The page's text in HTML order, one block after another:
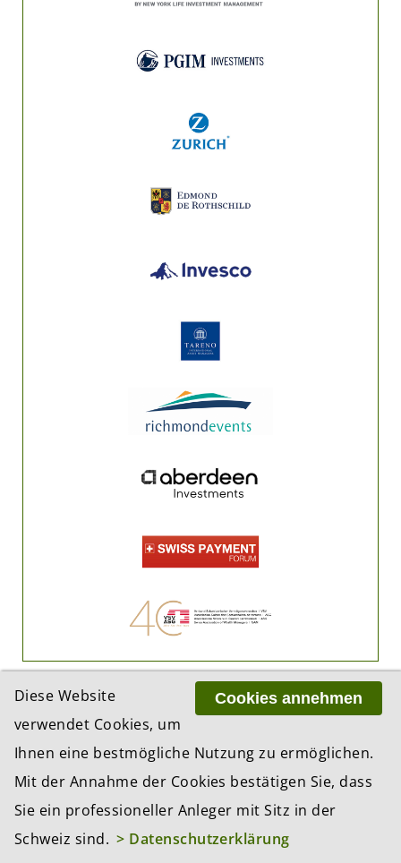
ADRESSE
BCP Business Content Production GmbH
8002 Zürich
Cookies annehmen
Diese Website
verwendet Cookies, um
Ihnen eine bestmögliche Nutzung zu ermöglichen.
Mit der Annahme der Cookies bestätigen Sie, dass
Sie ein professioneller Anleger mit Sitz in der
Schweiz sind. > Datenschutzerklärung